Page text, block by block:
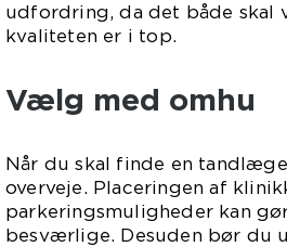
udfordring, da det både
kvaliteten er i top.
Vælg med omhu
Når du skal finde en
overveje. Placeringen af
parkeringsmuligheder kan
besværlige. Desuden bør du